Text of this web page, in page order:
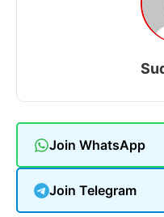
Join WhatsApp
Join Telegram